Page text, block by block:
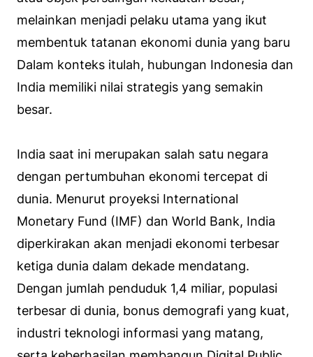
melainkan menjadi pelaku utama yang ikut
membentuk tatanan ekonomi dunia yang baru
Dalam konteks itulah, hubungan Indonesia dan
India memiliki nilai strategis yang semakin
besar.
India saat ini merupakan salah satu negara
dengan pertumbuhan ekonomi tercepat di
dunia. Menurut proyeksi International
Monetary Fund (IMF) dan World Bank, India
diperkirakan akan menjadi ekonomi terbesar
ketiga dunia dalam dekade mendatang.
Dengan jumlah penduduk 1,4 miliar, populasi
terbesar di dunia, bonus demografi yang kuat,
industri teknologi informasi yang matang,